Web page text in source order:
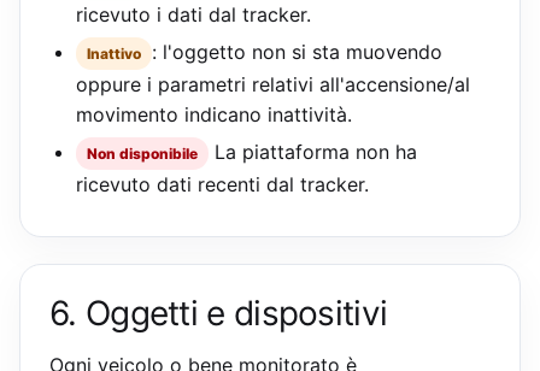
ricevuto i dati dal tracker.
Inattivo
: l'oggetto non si sta muovendo
oppure i parametri relativi all'accensione/al
movimento indicano inattività.
Non disponibile
La piattaforma non ha
ricevuto dati recenti dal tracker.
6. Oggetti e dispositivi
Ogni veicolo o bene monitorato è